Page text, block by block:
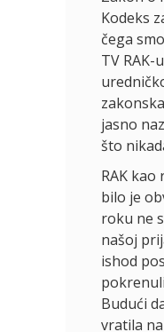
Kodeks
čega
TV RAK-
jasno
što
RAK
bilo je
roku ne
našoj
ishod
Budući
vratila